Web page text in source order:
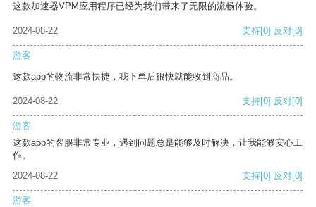
这款加速器VPM应用程序已经为我们带来了无限的流畅体验。
2024-08-22 支持[0] 反对[0]
游客
这款app的物流非常快捷，我下单后很快就能收到商品。
2024-08-22 支持[0] 反对[0]
游客
这款app的客服非常专业，遇到问题总是能够及时解决，让我能够安心工
作。
2024-08-22
支持[0] 反对[0]
游客